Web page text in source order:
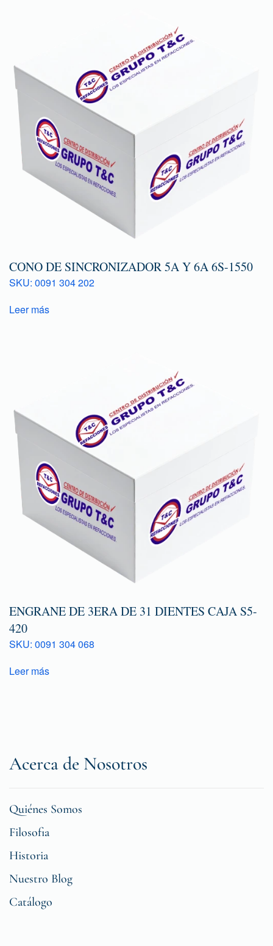
CONO DE SINCRONIZADOR 5A Y 6A 6S-1550
SKU: 0091 304 202
Leer más
ENGRANE DE 3ERA DE 31 DIENTES CAJA S5-
420
SKU: 0091 304 068
Leer más
Acerca de Nosotros
Quiénes Somos
Filosofia
Historia
Nuestro Blog
Catálogo